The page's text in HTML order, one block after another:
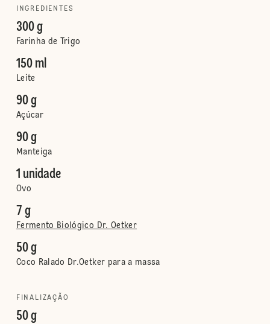
INGREDIENTES
300 g
Farinha de Trigo
150 ml
Leite
90 g
Açúcar
90 g
Manteiga
1 unidade
Ovo
7 g
Fermento Biológico Dr. Oetker
50 g
Coco Ralado Dr.Oetker para a massa
FINALIZAÇÃO
50 g